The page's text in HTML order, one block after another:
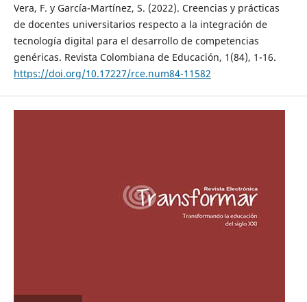
Vera, F. y García-Martínez, S. (2022). Creencias y prácticas
de docentes universitarios respecto a la integración de
tecnología digital para el desarrollo de competencias
genéricas. Revista Colombiana de Educación, 1(84), 1-16.
https://doi.org/10.17227/rce.num84-11582